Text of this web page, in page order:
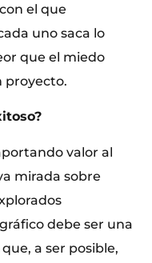
el que
uno saca lo
que el miedo
proyecto.
valor al
mirada sobre
debe ser una
a ser posible,